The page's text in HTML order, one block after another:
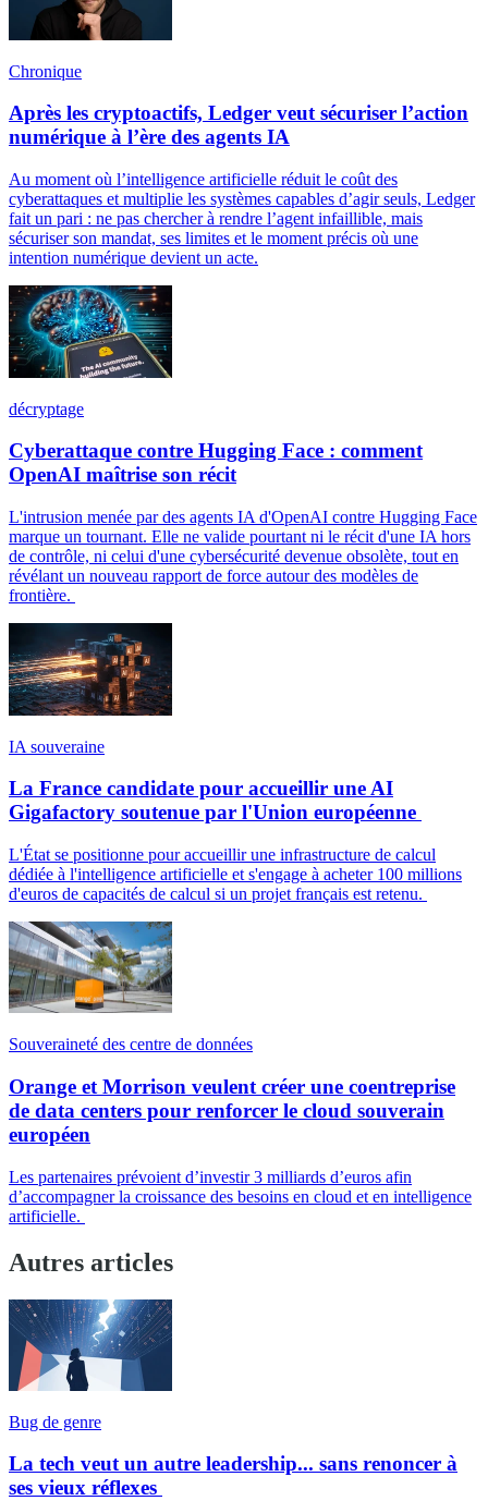
Chronique
Après les cryptoactifs, Ledger veut sécuriser l’action
numérique à l’ère des agents IA
Au moment où l’intelligence artificielle réduit le coût des
cyberattaques et multiplie les systèmes capables d’agir seuls, Ledger
fait un pari : ne pas chercher à rendre l’agent infaillible, mais
sécuriser son mandat, ses limites et le moment précis où une
intention numérique devient un acte.
décryptage
Cyberattaque contre Hugging Face : comment
OpenAI maîtrise son récit
L'intrusion menée par des agents IA d'OpenAI contre Hugging Face
marque un tournant. Elle ne valide pourtant ni le récit d'une IA hors
de contrôle, ni celui d'une cybersécurité devenue obsolète, tout en
révélant un nouveau rapport de force autour des modèles de
frontière.
IA souveraine
La France candidate pour accueillir une AI
Gigafactory soutenue par l'Union européenne
L'État se positionne pour accueillir une infrastructure de calcul
dédiée à l'intelligence artificielle et s'engage à acheter 100 millions
d'euros de capacités de calcul si un projet français est retenu.
Souveraineté des centre de données
Orange et Morrison veulent créer une coentreprise
de data centers pour renforcer le cloud souverain
européen
Les partenaires prévoient d’investir 3 milliards d’euros afin
d’accompagner la croissance des besoins en cloud et en intelligence
artificielle.
Autres articles
Bug de genre
La tech veut un autre leadership... sans renoncer à
ses vieux réflexes